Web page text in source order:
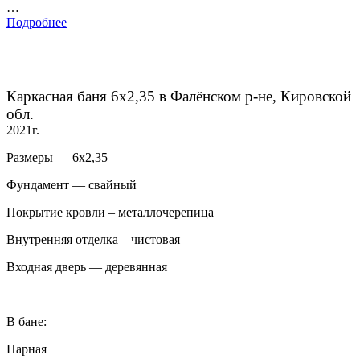
…
Подробнее
Каркасная баня 6х2,35 в Фалёнском р-не, Кировской
обл.
2021г.
Размеры — 6х2,35
Фундамент — свайный
Покрытие кровли – металлочерепица
Внутренняя отделка – чистовая
Входная дверь — деревянная
В бане:
Парная